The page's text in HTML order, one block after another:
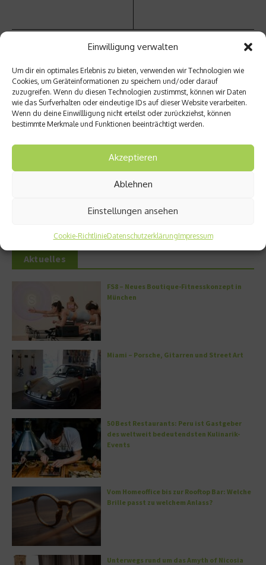
Einwilligung verwalten
Um dir ein optimales Erlebnis zu bieten, verwenden wir Technologien wie
Cookies, um Geräteinformationen zu speichern und/oder darauf
zuzugreifen. Wenn du diesen Technologien zustimmst, können wir Daten
wie das Surfverhalten oder eindeutige IDs auf dieser Website verarbeiten.
Wenn du deine Einwillligung nicht erteilst oder zurückziehst, können
bestimmte Merkmale und Funktionen beeinträchtigt werden.
Akzeptieren
Ablehnen
Einstellungen ansehen
Cookie-RichtlinieDatenschutzerklärungImpressum
Ähnliche Beiträge
The World´s 50 Best
20. Juni 2025
Aktuelles
FS8 – Neues Boutique-Fitnesskonzept in
München
Miami – Porsche, Gitarren und Street Art
50 Best Restaurants: Peru ist Gastgeber
des weltweit bedeutendsten Kulinarik-
Events
Vom Homeoffice bis zur Rooftop Bar: Welche
Brille passt zu welchem Anlass?
Unterwegs rund um das Amyth of Nicosia